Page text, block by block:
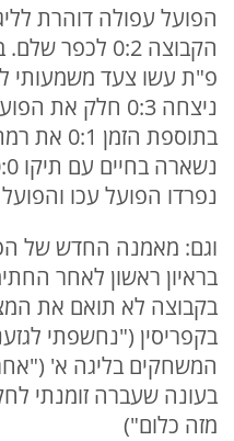
הפועל עפולה דוהרת
הקבוצה 0:2
פ"ת עשו צעד משמעותי
ניצחה 0:3 חלק
בתוספת
נפרדו הפועל עכו
וגם: מאמנה החדש של
בראיון ראשון לאחר
בקבוצה לא תואם את
בקפריסין ("נחשפתי
המשחקים בליגה א'
בעונה שעברה זומנתי
מזה כלום")